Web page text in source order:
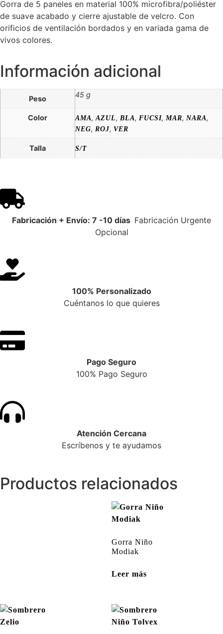
Gorra de 5 paneles en material 100% microfibra/poliéster
de suave acabado y cierre ajustable de velcro. Con
orificios de ventilación bordados y en variada gama de
vivos colores.
Información adicional
Peso 45 g
Color AMA, AZUL, BLA, FUCSI, MAR, NARA,
NEG, ROJ, VER
Talla S/T
Fabricación + Envío: 7 -10 días Fabricación Urgente
Opcional
100% Personalizado
Cuéntanos lo que quieres
Pago Seguro
100% Pago Seguro
Atención Cercana
Escríbenos y te ayudamos
Productos relacionados
Gorra Niño
Modiak
Leer más